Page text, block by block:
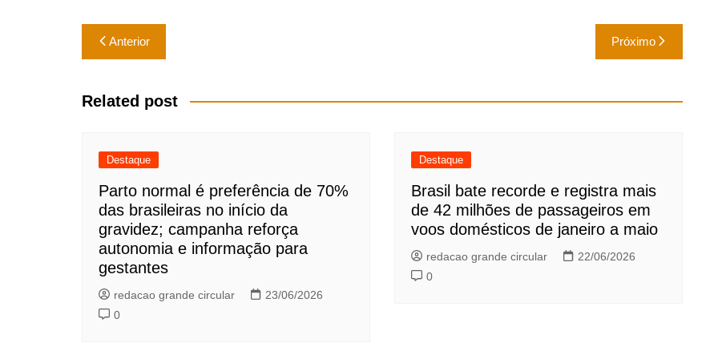
Navegação
de
Post
Anterior Próximo
Related post
Destaque
Parto normal é preferência de 70%
das brasileiras no início da
gravidez; campanha reforça
autonomia e informação para
gestantes
redacao grande circular
23/06/2026
0
Destaque
Brasil bate recorde e registra mais
de 42 milhões de passageiros em
voos domésticos de janeiro a maio
redacao grande circular
22/06/2026
0